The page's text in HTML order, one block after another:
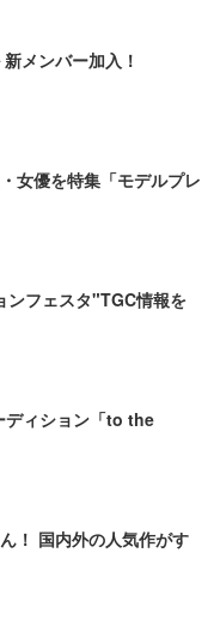
メンバー加入！
女優を特集「モデルプレ
ンフェスタ"TGC情報を
ィション「to the
！ 国内外の人気作がす